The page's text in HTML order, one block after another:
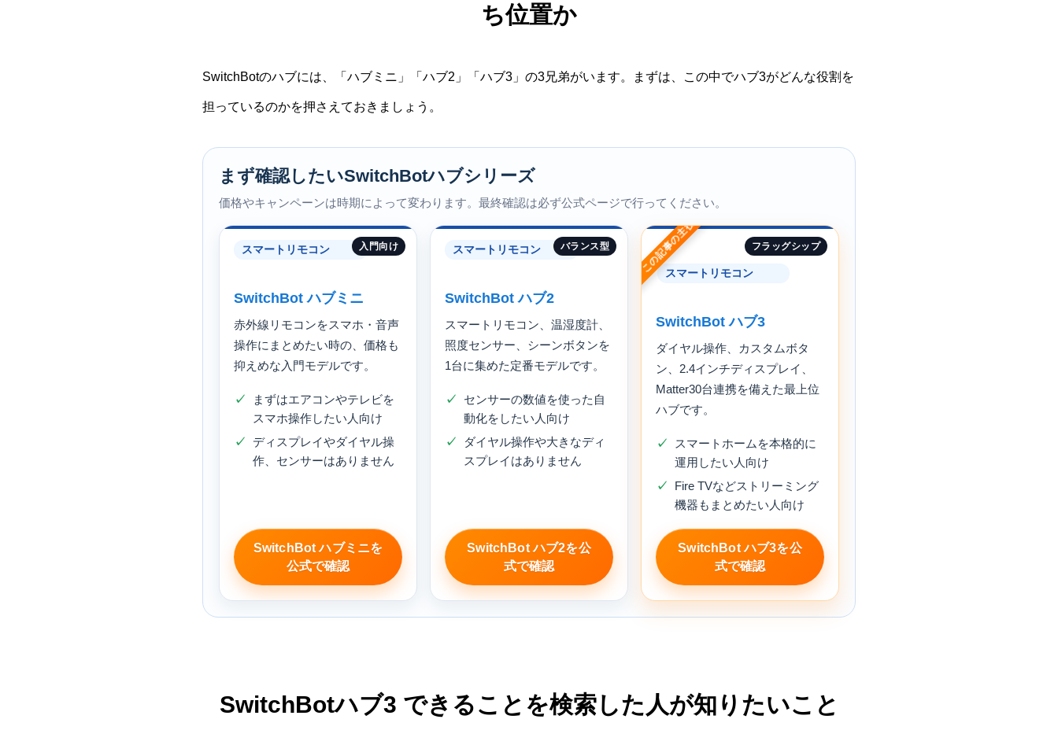
ち位置か
SwitchBotのハブには、「ハブミニ」「ハブ2」「ハブ3」の3兄弟がいます。まずは、この中でハブ3がどんな役割を
担っているのかを押さえておきましょう。
まず確認したいSwitchBotハブシリーズ
価格やキャンペーンは時期によって変わります。最終確認は必ず公式ページで行ってください。
入門向け
スマートリモコン
SwitchBot ハブミニ
赤外線リモコンをスマホ・音声
操作にまとめたい時の、価格も
抑えめな入門モデルです。
まずはエアコンやテレビを
スマホ操作したい人向け
ディスプレイやダイヤル操
作、センサーはありません
SwitchBot ハブミニを
公式で確認
バランス型
スマートリモコン
SwitchBot ハブ2
スマートリモコン、温湿度計、
照度センサー、シーンボタンを
1台に集めた定番モデルです。
センサーの数値を使った自
動化をしたい人向け
ダイヤル操作や大きなディ
スプレイはありません
SwitchBot ハブ2を公
式で確認
この記事の主役 フラッグシップ
スマートリモコン
SwitchBot ハブ3
ダイヤル操作、カスタムボタ
ン、2.4インチディスプレイ、
Matter30台連携を備えた最上位
ハブです。
スマートホームを本格的に
運用したい人向け
Fire TVなどストリーミング
機器もまとめたい人向け
SwitchBot ハブ3を公
式で確認
SwitchBotハブ3 できることを検索した人が知りたいこと